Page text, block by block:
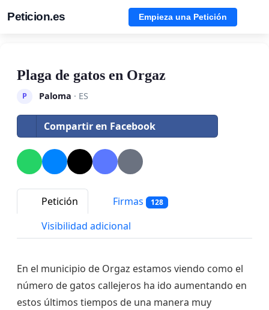
Peticion.es Empieza una Petición
Plaga de gatos en Orgaz
P Paloma · ES
Compartir en Facebook
Petición Firmas 128
Visibilidad adicional
En el municipio de Orgaz estamos viendo como el
número de gatos callejeros ha ido aumentando en
estos últimos tiempos de una manera muy